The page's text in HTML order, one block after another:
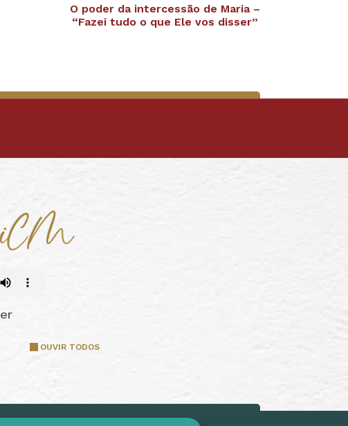
O poder da intercessão de Maria –
“Fazei tudo o que Ele vos disser”
OUVIR TODOS